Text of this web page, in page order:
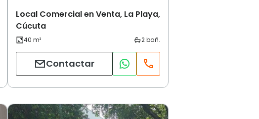
Local Comercial en Venta, La Playa,
Cúcuta
Contactar